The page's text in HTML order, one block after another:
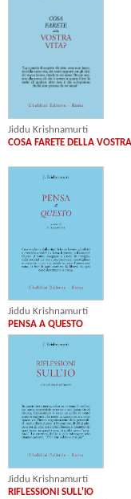
Jiddu Krishnamurti
COSA FARETE DELLA
Jiddu Krishnamurti
PENSA A QUESTO
Jiddu Krishnamurti
RIFLESSIONI SULL'IO